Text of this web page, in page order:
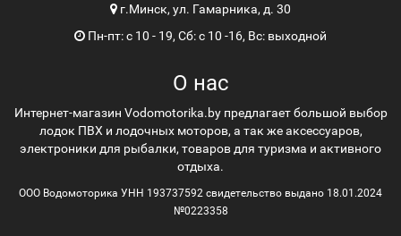
г.Минск, ул. Гамарника, д. 30
Пн-пт: с 10 - 19, Сб: с 10 -16, Вс: выходной
О нас
Интернет-магазин Vodomotorika.by предлагает большой выбор
лодок ПВХ и лодочных моторов, а так же аксессуаров,
электроники для рыбалки, товаров для туризма и активного
отдыха.
ООО Водомоторика УНН 193737592 свидетельство выдано 18.01.2024
№0223358